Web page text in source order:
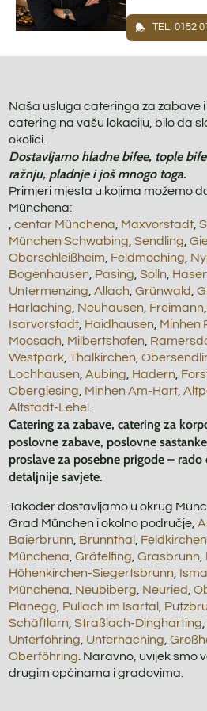
TEL. 0152
Naša usluga cateringa za zabave
catering na vašu lokaciju, bilo da
okolici.
Dostavljamo hladne bifee, tople
ražnju, pladnje i još mnogo toga.
Primjeri mjesta u kojima možemo
Münchena:
,centar Münchena Maxvorstadt ,
München Schwabing ,Sendling ,
Oberschleißheim Feldmoching
Bogenhausen Pasing ,Solln
Untermenzing ,Allach ,Grünwald ,
Harlaching Neuhausen Freimann
Isarvorstadt Haidhausen Minhen
Moosach Milbertshofen
Westpark ,Thalkirchen ,
Lochhausen ,Aubing Hadern
Obergiesing Minhen Am-Hart ,
Altstadt-Lehel
Catering za zabave, catering za
poslovne zabave, poslovne
proslave za posebne prigode –
detaljnije savjete.
Također dostavljamo u okrug
Grad München i okolno područje,
Baierbrunn Brunnthal Feldkirchen
Münchena ,Gräfelfing ,Grasbrunn
Höhenkirchen-Siegertsbrunn
Münchena Neubiberg Neuried ,
Planegg Pullach im Isartal
Schäftlarn ,Straßlach-Dingharting
Unterföhring Unterhaching ,
Oberföhring . Naravno, uvijek smo
drugim općinama i gradovima.